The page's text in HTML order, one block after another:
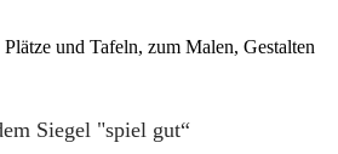
und Tafeln, zum Malen, Gestalten
Siegel "spiel gut“